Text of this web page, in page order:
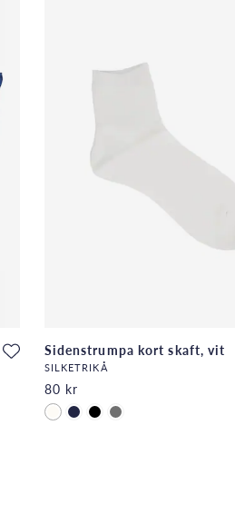
Sidenstrumpa kort skaft, vit
SILKETRIKÅ
80 kr